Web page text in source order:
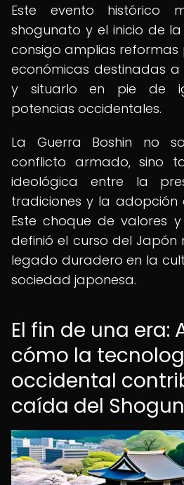
Este evento histórico
shogunato y el inicio de
consigo amplias reformas
económicas destinadas
y situarlo en pie de
potencias occidentales.
La Guerra Boshin no
conflicto armado, sino
ideológica entre la
tradiciones y la adopción
Este choque de valores
definió el curso del Japón
legado duradero en la
sociedad japonesa.
El fin de una era:
cómo la
occidental
caída del